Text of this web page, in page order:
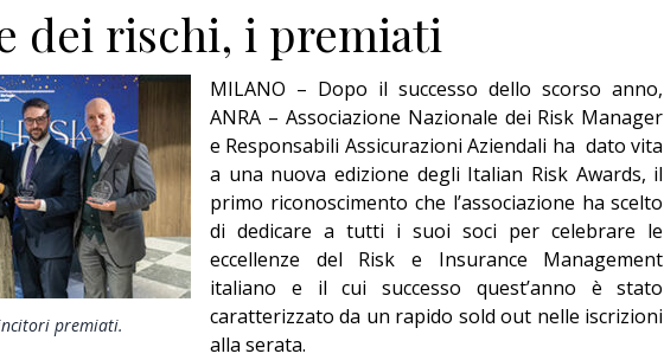
dei rischi, i premiati
premiati.
MILANO – Dopo il successo dello scorso anno,
ANRA – Associazione Nazionale dei Risk Manager
e Responsabili Assicurazioni Aziendali ha dato vita
a una nuova edizione degli Italian Risk Awards, il
primo riconoscimento che l’associazione ha scelto
di dedicare a tutti i suoi soci per celebrare le
eccellenze del Risk e Insurance Management
italiano e il cui successo quest’anno è stato
caratterizzato da un rapido sold out nelle iscrizioni
alla serata.
Addio amico
Giorgio
Editoriale